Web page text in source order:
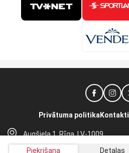
Augšiela 1, Rīga, LV-1009
lhf@lhf.lv
Privātuma politika Kontakti
Piekrišana Detaļas